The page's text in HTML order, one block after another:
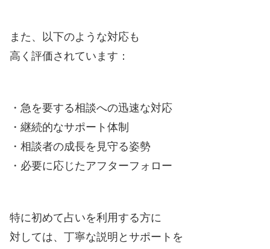
また、以下のような対応も
高く評価されています：
・急を要する相談への迅速な対応
・継続的なサポート体制
・相談者の成長を見守る姿勢
・必要に応じたアフターフォロー
特に初めて占いを利用する方に
対しては、丁寧な説明とサポートを